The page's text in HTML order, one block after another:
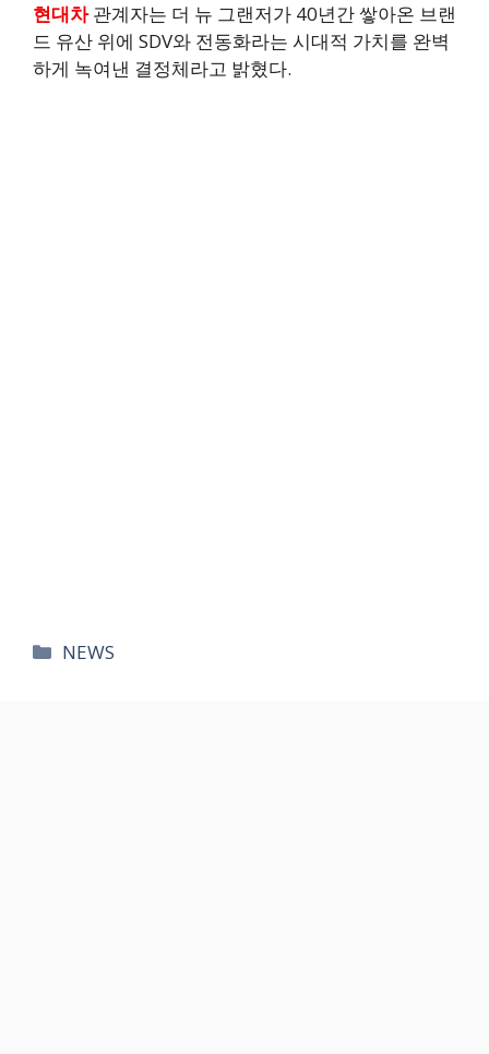
현대차관계자는 더 뉴 그랜저가 40년간 쌓아온 브랜
드 유산 위에 SDV와 전동화라는 시대적 가치를 완벽
하게 녹여낸 결정체라고 밝혔다.
카
NEWS